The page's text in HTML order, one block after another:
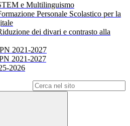
e Multilinguismo
Personale Scolastico per la
dei divari e contrasto alla
2021-2027
2021-2027
2026